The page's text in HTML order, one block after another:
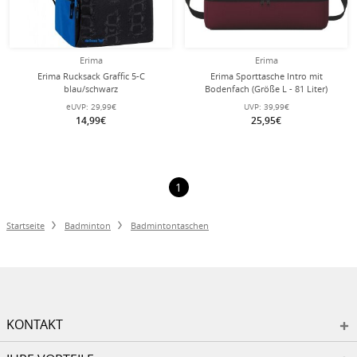
Erima
Erima Rucksack Graffic 5-C
blau/schwarz
eUVP: 29,99€
14,99€
Erima
Erima Sporttasche Intro mit
Bodenfach (Größe L - 81 Liter)
bordeauxrot 60x33x41cm
UVP: 39,99€
25,95€
1
Startseite Badminton Badmintontaschen
KONTAKT